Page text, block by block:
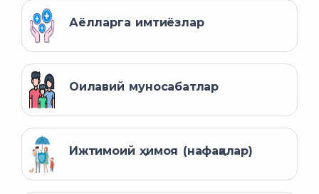
Аёлларга имтиёзлар
Оилавий муносабатлар
Ижтимоий ҳимоя (нафақалар)